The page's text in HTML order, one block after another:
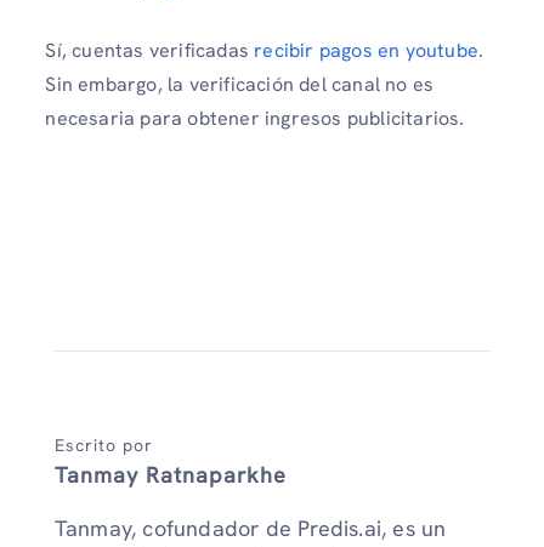
Sí, cuentas verificadas recibir pagos en youtube.
Sin embargo, la verificación del canal no es
necesaria para obtener ingresos publicitarios.
Escrito por
Tanmay Ratnaparkhe
Tanmay, cofundador de Predis.ai, es un